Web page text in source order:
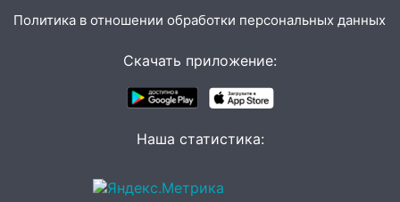
подробности серьезной аварии на
В Димитровграде на улице
Трудовой горело здание
припаркованный автомобиль
Политика в отношении обработки персональных данных
Скачать приложение:
Наша статистика: